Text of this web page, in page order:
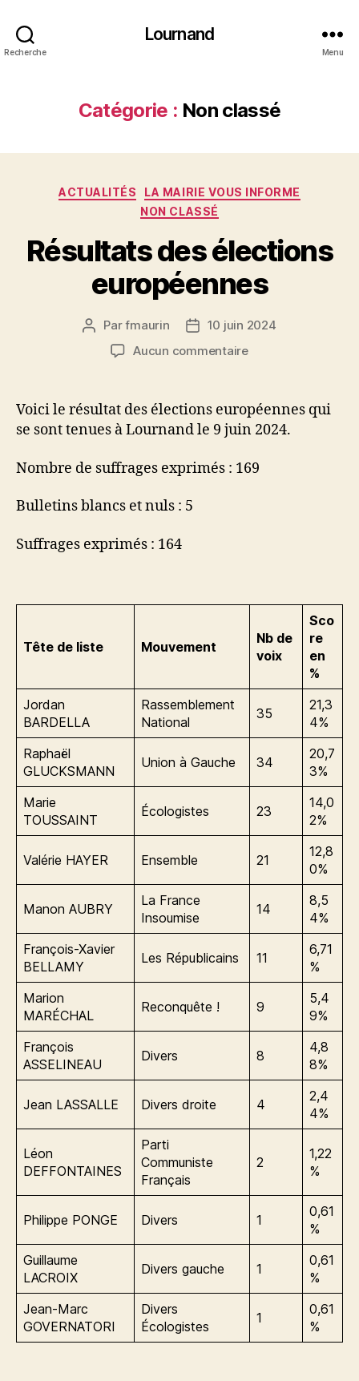
Recherche
Lournand
Menu
Catégorie : Non classé
Catégories
ACTUALITÉS
LA MAIRIE VOUS INFORME
NON CLASSÉ
Résultats des élections
européennes
Auteur
l’article
Parfmaurin
Date10 juin 2024
Aucun commentairesur
élections
européennes
Voici le résultat des élections européennes qui
se sont tenues à Lournand le 9 juin 2024.
Nombre de suffrages exprimés : 169
Bulletins blancs et nuls : 5
Suffrages exprimés : 164
Tête de liste Mouvement
Nb de
voix
Sco
re
en
%
Jordan
BARDELLA
Rassemblement
National
35
21,3
4%
Raphaël
GLUCKSMANN
Union à Gauche 34
20,7
3%
Marie
TOUSSAINT
Écologistes 23
14,0
2%
Valérie HAYER Ensemble 21
12,8
0%
Manon AUBRY
La France
Insoumise
14
8,5
4%
François-Xavier
BELLAMY
Les Républicains 11
6,71
%
Marion
MARÉCHAL
Reconquête ! 9
5,4
9%
François
ASSELINEAU
Divers 8
4,8
8%
Jean LASSALLE Divers droite 4
2,4
4%
Léon
DEFFONTAINES
Parti
Communiste
Français
2
1,22
%
Philippe PONGE Divers 1
0,61
%
Guillaume
LACROIX
Divers gauche 1
0,61
%
Jean-Marc
GOVERNATORI
Divers
Écologistes
1
0,61
%